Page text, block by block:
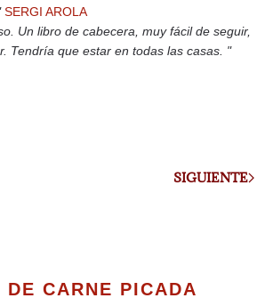
SERGI AROLA
Un libro de cabecera, muy fácil de seguir,
Tendría que estar en todas las casas. "
SIGUIENTE
DE CARNE PICADA